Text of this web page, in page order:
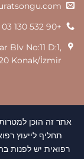
+90 532 130 03 16
Blv No:11 D:1,
Konak/İzmir
אתר זה הוכן
תחליף לייעוץ
רפואית יש לפנות